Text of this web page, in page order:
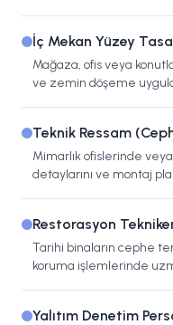
İç Mekan Yüzey
Mağaza, ofis veya
ve zemin döşeme
Teknik Ressam
Mimarlık ofislerinde
detaylarını ve montaj
Restorasyon
Tarihi binaların cephe
koruma işlemlerinde
Yalıtım Denetim